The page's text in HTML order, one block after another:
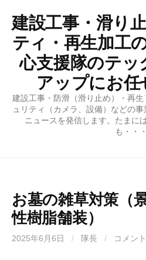
建設工事・滑り
ティ・再生加工
心支援隊のテッ
アップにお任
建設工事・防滑（滑り止め）・再
ュリティ（カメラ、設備）などの
ニュースを発信します。たまに
も・・・
お墓の雑草対策（
性樹脂舗装）
2025年6月6日 / 隊長 / コメン